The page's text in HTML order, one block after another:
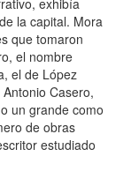
exhibía
la capital. Mora
que tomaron
el nombre
el de López
Casero,
un grande como
de obras
estudiado